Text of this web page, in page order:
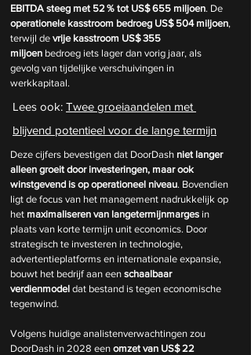
EBITDA steeg met 52 % tot US$ 655 miljoen. De
operationele kasstroom bedroeg US$ 504 miljoen,
terwijl de vrije kasstroom US$ 355
miljoen bedroeg iets lager dan vorig jaar, als
gevolg van tijdelijke verschuivingen in
werkkapitaal.
Lees ook: Twee groeiaandelen met
blijvend potentieel voor de lange termijn
Deze cijfers bevestigen dat DoorDash niet langer
alleen groeit door investeringen, maar ook
winstgevend is op operationeel niveau. Bovendien
ligt de focus van het management nadrukkelijk op
het maximaliseren van langetermijnmarges in
plaats van korte termijn unit economics. Door
strategisch te investeren in technologie,
advertentieplatforms en internationale expansie,
bouwt het bedrijf aan een schaalbaar
verdienmodel dat bestand is tegen economische
tegenwind.
Volgens huidige analistenverwachtingen zou
DoorDash in 2028 een omzet van US$ 22